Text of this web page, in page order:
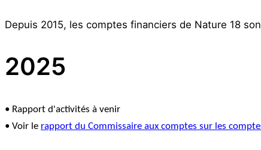
Depuis 2015, les comptes financiers de Nature 18
2025
• Rapport d'activités à venir
• Voir le rapport du Commissaire aux comptes sur les